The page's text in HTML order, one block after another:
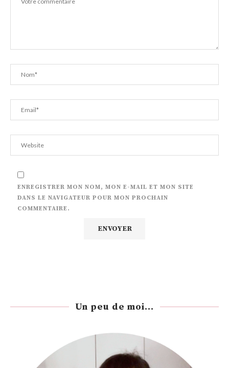
ENREGISTRER MON NOM, MON E-MAIL ET MON SITE
DANS LE NAVIGATEUR POUR MON PROCHAIN
COMMENTAIRE.
Un peu de moi...